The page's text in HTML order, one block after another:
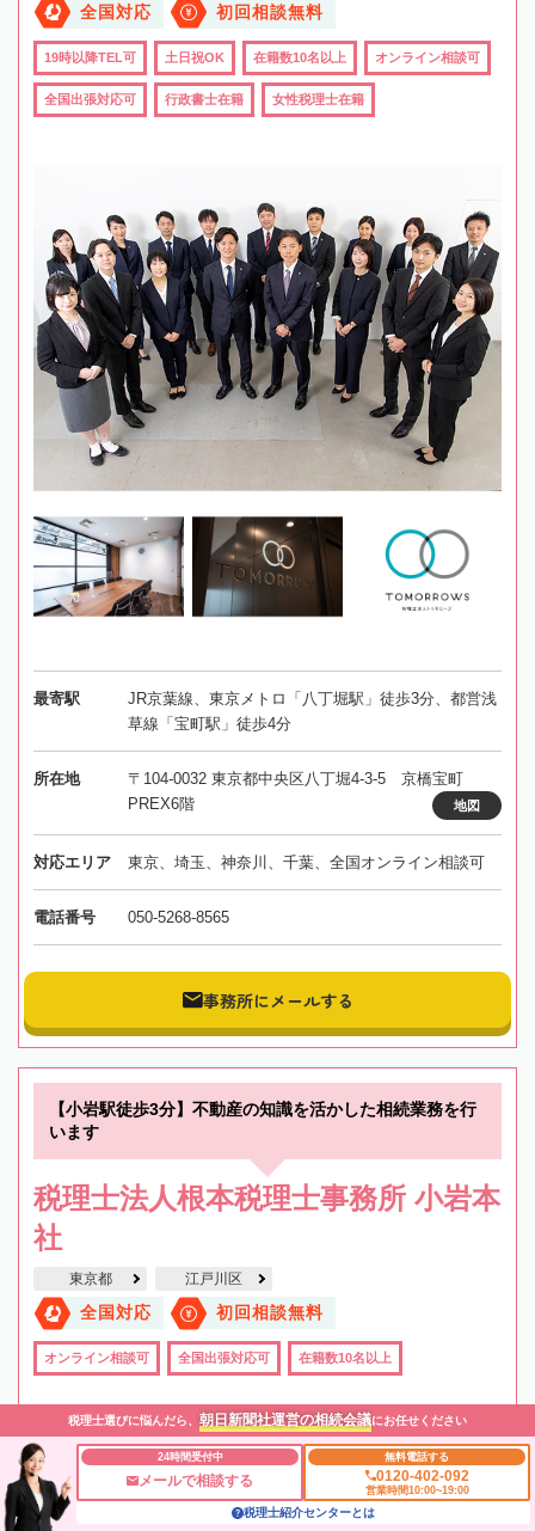
全国対応 初回相談無料
19時以降TEL可 土日祝OK 在籍数10名以上 オンライン相談可
全国出張対応可 行政書士在籍 女性税理士在籍
最寄駅
JR京葉線、東京メトロ「八丁堀駅」徒歩3分、都営浅
草線「宝町駅」徒歩4分
所在地
〒104-0032 東京都中央区八丁堀4-3-5 京橋宝町
PREX6階
地図
対応エリア 東京、埼玉、神奈川、千葉、全国オンライン相談可
電話番号 050-5268-8565
事務所にメールする
【小岩駅徒歩3分】不動産の知識を活かした相続業務を行
います
税理士法人根本税理士事務所 小岩本
社
東京都 江戸川区
全国対応 初回相談無料
オンライン相談可 全国出張対応可 在籍数10名以上
税理士選びに悩んだら、 朝日新聞社運営の相続会議にお任せください
24時間受付中
メールで相談する
無料電話する
0120-402-092
営業時間10:00~19:00
税理士紹介センターとは